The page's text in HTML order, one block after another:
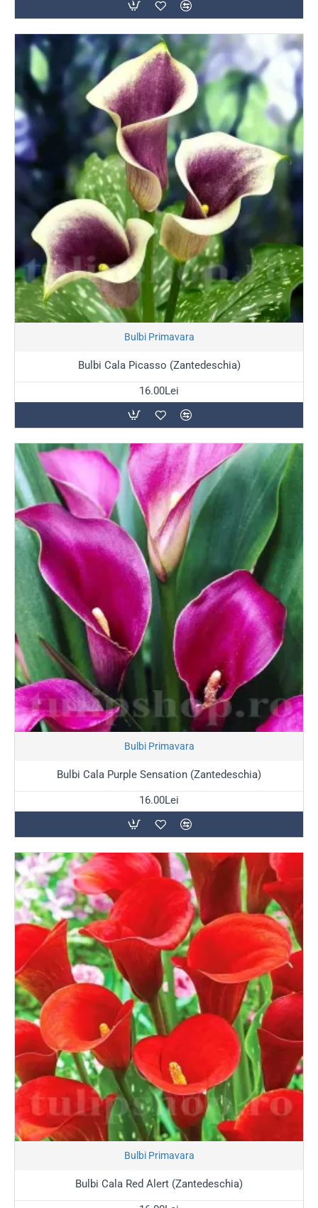
Bulbi Primavara
Bulbi Cala Picasso (Zantedeschia)
16.00Lei
Bulbi Primavara
Bulbi Cala Purple Sensation (Zantedeschia)
16.00Lei
Bulbi Primavara
Bulbi Cala Red Alert (Zantedeschia)